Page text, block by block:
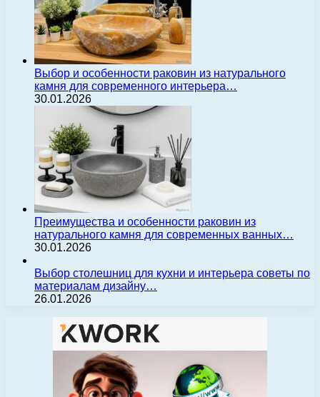
Выбор и особенности раковин из натурального
камня для современного интерьера…
30.01.2026
Преимущества и особенности раковин из
натурального камня для современных ванных…
30.01.2026
Выбор столешниц для кухни и интерьера советы по
материалам дизайну…
26.01.2026